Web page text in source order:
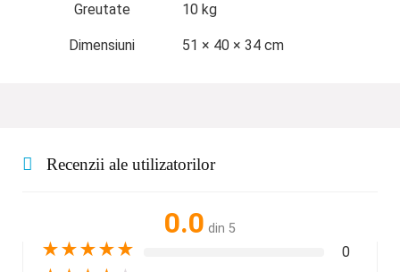
Greutate 10 kg
Dimensiuni 51 × 40 × 34 cm
Recenzii ale utilizatorilor
0.0 din 5
★★★★★ 0